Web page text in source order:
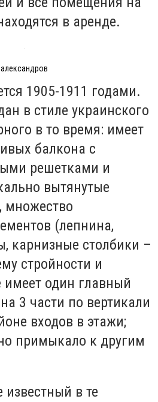
в аренде.
александров
1905-1911 годами.
в стиле украинского
в то время: имеет
балкона с
решетками и
вытянутые
множество
(лепнина,
карнизные столбики –
стройности и
имеет один главный
3 части по вертикали
входов в этажи;
примыкало к другим
известный в те